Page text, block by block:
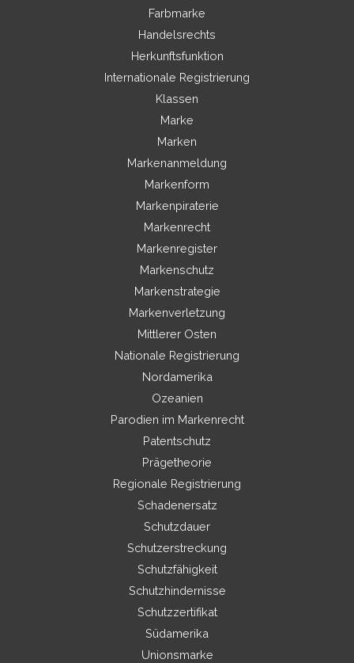
Farbmarke
Handelsrechts
Herkunftsfunktion
Internationale Registrierung
Klassen
Marke
Marken
Markenanmeldung
Markenform
Markenpiraterie
Markenrecht
Markenregister
Markenschutz
Markenstrategie
Markenverletzung
Mittlerer Osten
Nationale Registrierung
Nordamerika
Ozeanien
Parodien im Markenrecht
Patentschutz
Prägetheorie
Regionale Registrierung
Schadenersatz
Schutzdauer
Schutzerstreckung
Schutzfähigkeit
Schutzhindernisse
Schutzzertifikat
Südamerika
Unionsmarke